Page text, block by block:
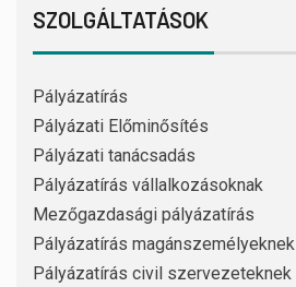
SZOLGÁLTATÁSOK
Pályázatírás
Pályázati Előminősítés
Pályázati tanácsadás
Pályázatírás vállalkozásoknak
Mezőgazdasági pályázatírás
Pályázatírás magánszemélyeknek
Pályázatírás civil szervezeteknek